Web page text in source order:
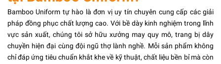
Bamboo Uniform tự hào là đơn vị uy tín chuyên cung cấp các giải
pháp đồng phục chất lượng cao. Với bề dày kinh nghiệm trong lĩnh
vực sản xuất, chúng tôi sở hữu xưởng may quy mô, trang bị dây
chuyền hiện đại cùng đội ngũ thợ lành nghề. Mỗi sản phẩm không
chỉ đáp ứng tiêu chuẩn khắt khe về kỹ thuật, chất liệu bền bỉ mà còn